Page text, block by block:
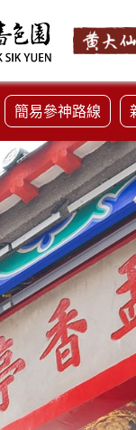
簡易參神路線